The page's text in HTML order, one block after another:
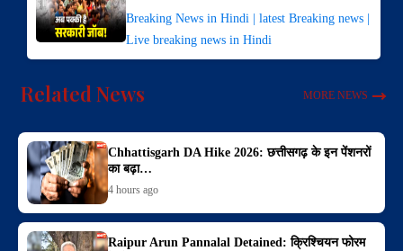
Breaking News in Hindi | latest Breaking news |
Live breaking news in Hindi
Related News MORE NEWS
Chhattisgarh DA Hike 2026: छत्तीसगढ़ के इन पेंशनरों
का बढ़ा‌…
4 hours ago
Raipur Arun Pannalal Detained: क्रिश्चियन फोरम